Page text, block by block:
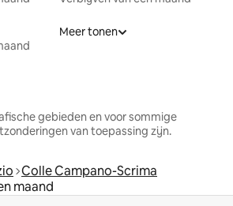
Meer tonen
gebieden en voor sommige
van toepassing zijn.
Colle Campano-Scrima
maand